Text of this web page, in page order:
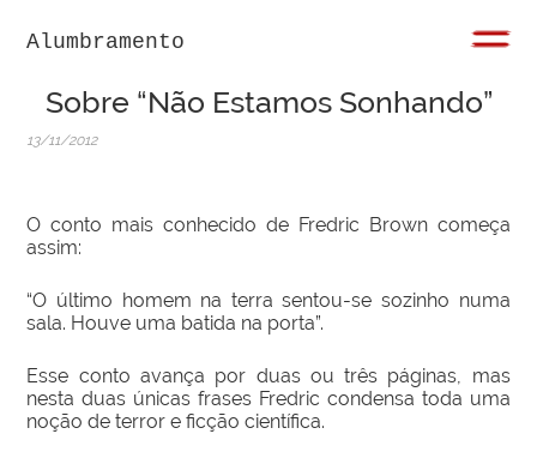
Alumbramento
Sobre “Não Estamos Sonhando”
13/11/2012
O conto mais conhecido de Fredric Brown começa
assim:
“O último homem na terra sentou-se sozinho numa
sala. Houve uma batida na porta”.
Esse conto avança por duas ou três páginas, mas
nesta duas únicas frases Fredric condensa toda uma
noção de terror e ficção científica.